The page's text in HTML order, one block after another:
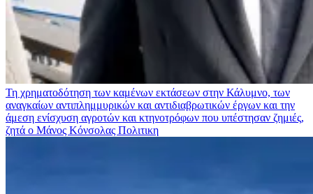
Τη χρηματοδότηση των καμένων εκτάσεων στην Κάλυμνο, των
αναγκαίων αντιπλημμυρικών και αντιδιαβρωτικών έργων και την
άμεση ενίσχυση αγροτών και κτηνοτρόφων που υπέστησαν ζημιές,
ζητά ο Μάνος Κόνσολας Πολιτικη